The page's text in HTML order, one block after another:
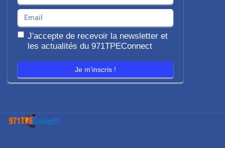
J'accepte de recevoir la newsletter et
les actualités du 971TPEConnect
Je m'inscris !